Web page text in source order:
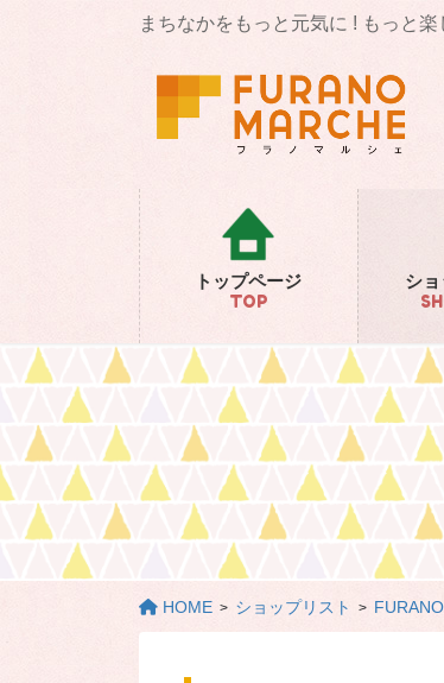
まちなかをもっと元気に ! もっと
トップページ
TOP
ショ
HOME ショップリスト